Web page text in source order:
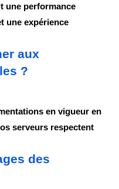
une performance
une expérience
aux
?
en vigueur en
serveurs respectent
des